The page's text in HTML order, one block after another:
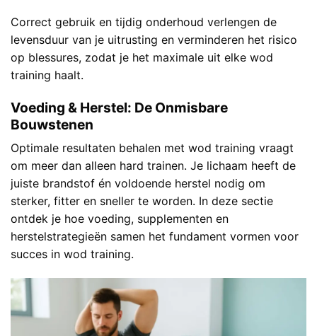
Correct gebruik en tijdig onderhoud verlengen de
levensduur van je uitrusting en verminderen het risico
op blessures, zodat je het maximale uit elke wod
training haalt.
Voeding & Herstel: De Onmisbare
Bouwstenen
Optimale resultaten behalen met wod training vraagt
om meer dan alleen hard trainen. Je lichaam heeft de
juiste brandstof én voldoende herstel nodig om
sterker, fitter en sneller te worden. In deze sectie
ontdek je hoe voeding, supplementen en
herstelstrategieën samen het fundament vormen voor
succes in wod training.